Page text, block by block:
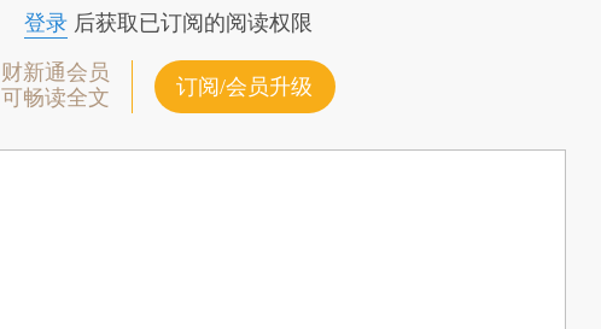
登录后获取已订阅的阅读权限
财新通会员
可畅读全文
订阅/会员升级